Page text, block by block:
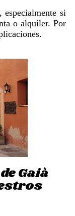
especialmente si
o alquiler. Por
Gaià